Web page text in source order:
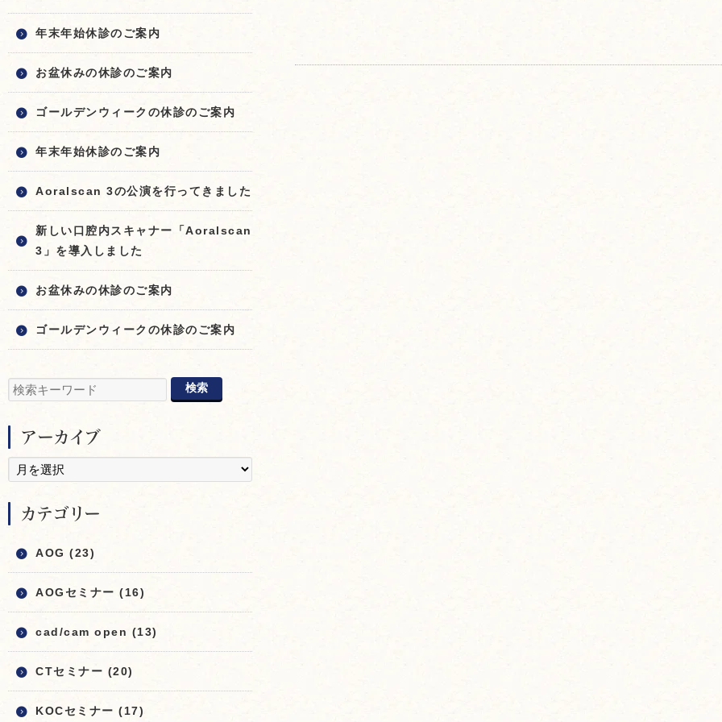
年末年始休診のご案内
お盆休みの休診のご案内
ゴールデンウィークの休診のご案内
年末年始休診のご案内
Aoralscan 3の公演を行ってきました
新しい口腔内スキャナー「Aoralscan
3」を導入しました
お盆休みの休診のご案内
ゴールデンウィークの休診のご案内
アーカイブ
カテゴリー
AOG (23)
AOGセミナー (16)
cad/cam open (13)
CTセミナー (20)
KOCセミナー (17)